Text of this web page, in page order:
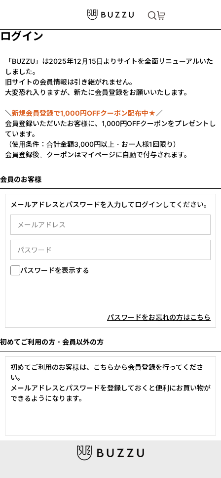
ログイン
「BUZZU」は2025年12月15日よりサイトを全面リニューアルいた
しました。
旧サイトの会員情報は引き継がれません。
大変恐れ入りますが、新たに会員登録をお願いいたします。
＼新規会員登録で1,000円OFFクーポン配布中★ ／
会員登録いただいたお客様に、1,000円OFFクーポンをプレゼントし
ています。
（使用条件：合計金額3,000円以上・お一人様1回限り）
会員登録後、クーポンはマイページに自動で付与されます。
会員のお客様
メールアドレスとパスワードを入力してログインしてください。
パスワードを表示する
パスワードをお忘れの方はこちら
初めてご利用の方・会員以外の方
初めてご利用のお客様は、こちらから会員登録を行ってくださ
い。
メールアドレスとパスワードを登録しておくと便利にお買い物が
できるようになります。